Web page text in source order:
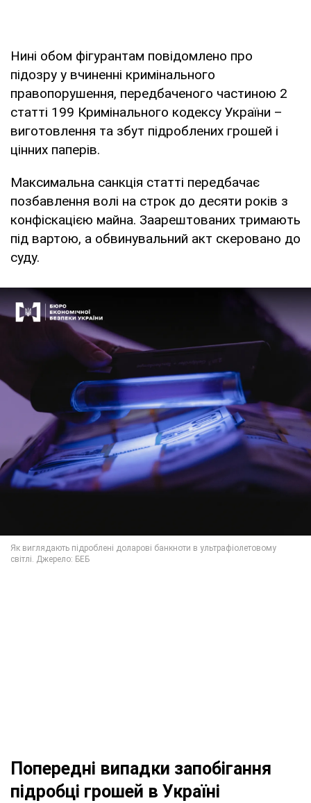
Нині обом фігурантам повідомлено про
підозру у вчиненні кримінального
правопорушення, передбаченого частиною 2
статті 199 Кримінального кодексу України –
виготовлення та збут підроблених грошей і
цінних паперів.
Максимальна санкція статті передбачає
позбавлення волі на строк до десяти років з
конфіскацією майна. Заарештованих тримають
під вартою, а обвинувальний акт скеровано до
суду.
Попередні випадки запобігання
підробці грошей в Україні